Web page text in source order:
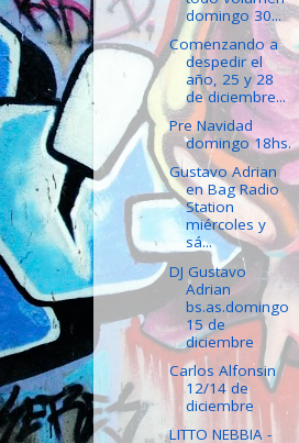
domingo 30...
Comenzando a
despedir el
año, 25 y 28
de diciembre...
Pre Navidad
domingo 18hs.
Gustavo Adrian
en Bag Radio
Station
miércoles y
sá...
DJ Gustavo
Adrian
bs.as.domingo
15 de
diciembre
Carlos Alfonsin
12/14 de
diciembre
LITTO NEBBIA -